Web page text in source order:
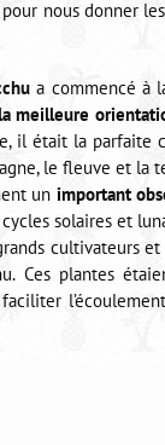
nous donner
a commencé à
meilleure
il était la parfaite
le fleuve et la
un important
solaires et
cultivateurs
Ces plantes